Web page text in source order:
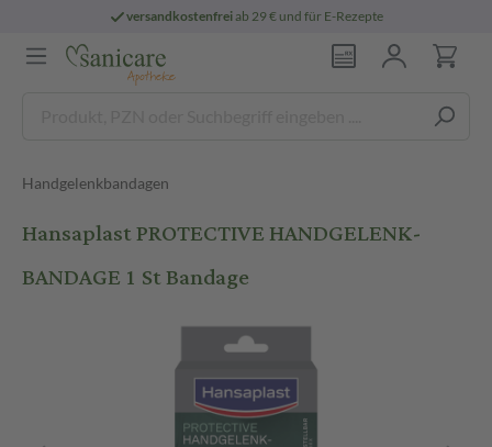
versandkostenfreiab 29 € und für E-Rezepte
Handgelenkbandagen
Hansaplast PROTECTIVE HANDGELENK-
BANDAGE 1 St Bandage